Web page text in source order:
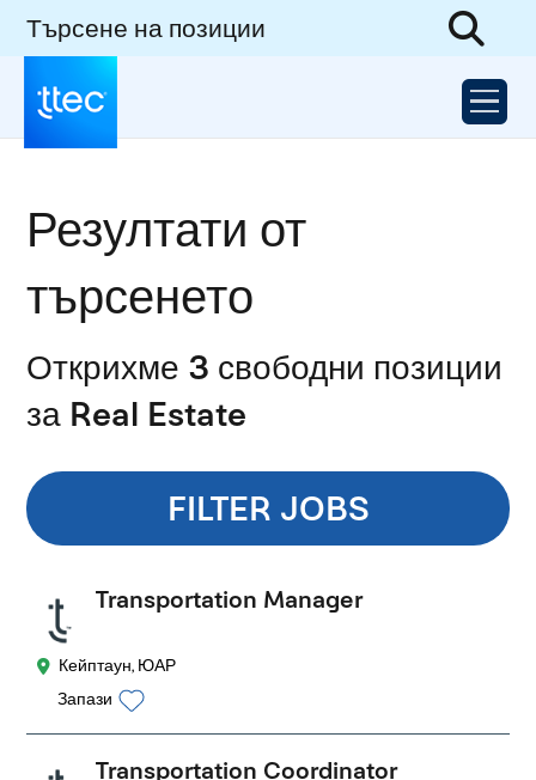
Търсене на позиции
Резултати от
търсенето
Открихме 3 свободни позиции
за Real Estate
FILTER JOBS
Transportation Manager
Кейптаун, ЮАР
Запази
Transportation Coordinator